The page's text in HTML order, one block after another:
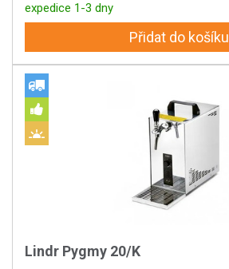
expedice 1-3 dny
Přidat do košíku
Lindr Pygmy 20/K